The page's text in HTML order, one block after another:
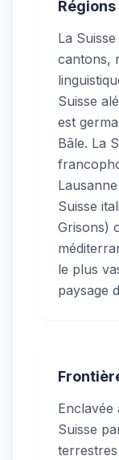
La
cantons,
Suisse
est
Bâle. La
Suisse
Grisons)
le plus
paysage
Suisse